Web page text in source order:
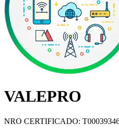
VALEPRO
NRO CERTIFICADO: